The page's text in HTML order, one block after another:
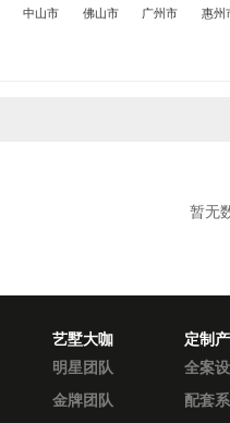
中山市 佛山市 广州市 惠州
暂无
艺墅大咖
明星团队
金牌团队
定制
全案
配套